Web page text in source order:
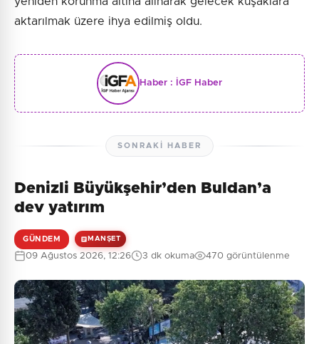
aktarılmak üzere ihya edilmiş oldu.
Haber : İGF Haber
SONRAKI HABER
Denizli Büyükşehir’den Buldan’a
dev yatırım
GÜNDEM MANŞET
09 Ağustos 2026, 12:26 3 dk okuma 470 görüntülenme